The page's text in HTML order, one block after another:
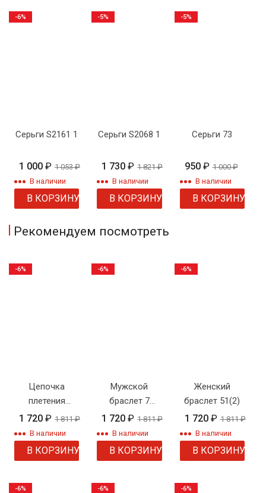
Серьги S2161 1
1 000 ₽ 1 053₽
В наличии
В КОРЗИНУ
-6%
Серьги S2068 1
1 730₽ 1 821₽
В наличии
В КОРЗИНУ
-5%
Серьги 73
950 ₽ 1 000₽
В наличии
В КОРЗИНУ
-5%
Рекомендуем посмотреть
Цепочка
плетения
"Фигаро"
короткая
1 720 ₽ 1 811₽
В наличии
В КОРЗИНУ
-6%
Мужской
браслет 7
веревка
1 720₽ 1 811₽
В наличии
В КОРЗИНУ
-6%
Женский
браслет 51(2)
1 720 ₽ 1 811₽
В наличии
В КОРЗИНУ
-6%
-6% -6% -6%